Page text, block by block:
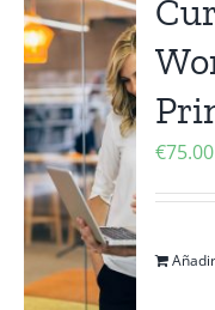
€75.00